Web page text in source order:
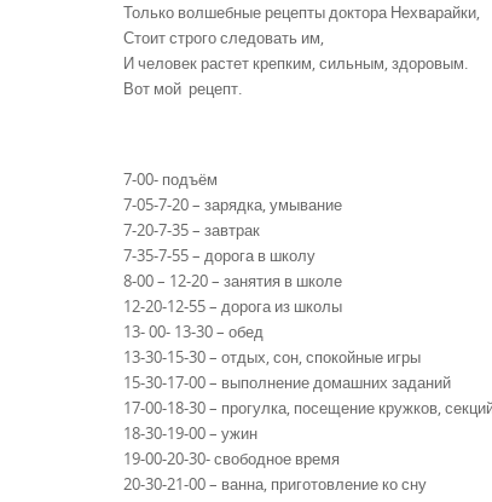
Только волшебные рецепты доктора Нехварайки,
Стоит строго следовать им,
И человек растет крепким, сильным, здоровым.
Вот мой рецепт.
7-00- подъём
7-05-7-20 – зарядка, умывание
7-20-7-35 – завтрак
7-35-7-55 – дорога в школу
8-00 – 12-20 – занятия в школе
12-20-12-55 – дорога из школы
13- 00- 13-30 – обед
13-30-15-30 – отдых, сон, спокойные игры
15-30-17-00 – выполнение домашних заданий
17-00-18-30 – прогулка, посещение кружков,
18-30-19-00 – ужин
19-00-20-30- свободное время
20-30-21-00 – ванна, приготовление ко сну